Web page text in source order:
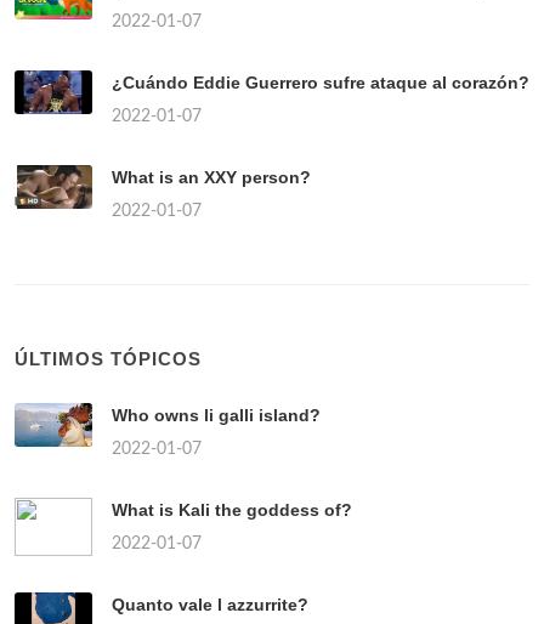
2022-01-07
¿Cuándo Eddie Guerrero sufre ataque al corazón?
2022-01-07
What is an XXY person?
2022-01-07
ÚLTIMOS TÓPICOS
Who owns li galli island?
2022-01-07
What is Kali the goddess of?
2022-01-07
Quanto vale l azzurrite?